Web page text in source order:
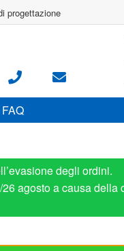
progettazione
FAQ
degli ordini.
agosto a causa della